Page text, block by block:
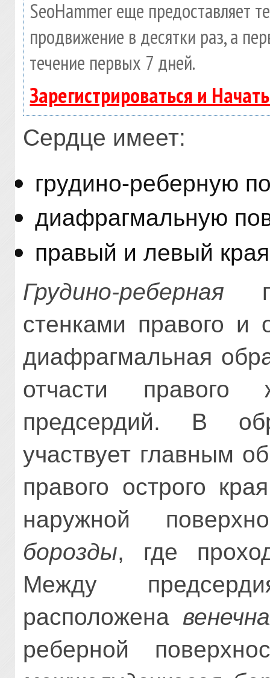
SeoHammer еще предоставляет
продвижение в десятки раз, а
течение первых 7 дней.
Зарегистрироваться и
Сердце имеет:
грудино-реберную
диафрагмальную
правый и левый
Грудино-реберная
стенками правого и
диафрагмальная
отчасти правого
предсердий. В
участвует главным
правого острого
наружной
борозды, где
Между
расположена
реберной